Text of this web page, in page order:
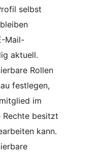
selbst
Mail-
aktuell.
Rollen
festlegen,
im
Rechte besitzt
kann.